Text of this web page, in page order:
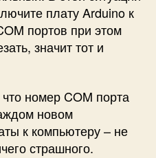
плату Arduino к
портов при этом
значит тот и
номер COM порта
новом
к компьютеру – не
страшного.